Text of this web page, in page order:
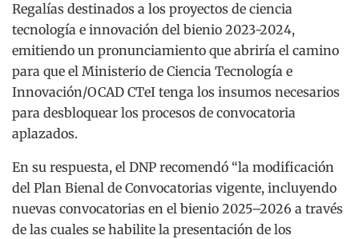
Regalías destinados a los proyectos de ciencia
tecnología e innovación del bienio 2023-2024,
emitiendo un pronunciamiento que abriría el camino
para que el Ministerio de Ciencia Tecnología e
Innovación/OCAD CTeI tenga los insumos necesarios
para desbloquear los procesos de convocatoria
aplazados.
En su respuesta, el DNP recomendó “la modificación
del Plan Bienal de Convocatorias vigente, incluyendo
nuevas convocatorias en el bienio 2025–2026 a través
de las cuales se habilite la presentación de los